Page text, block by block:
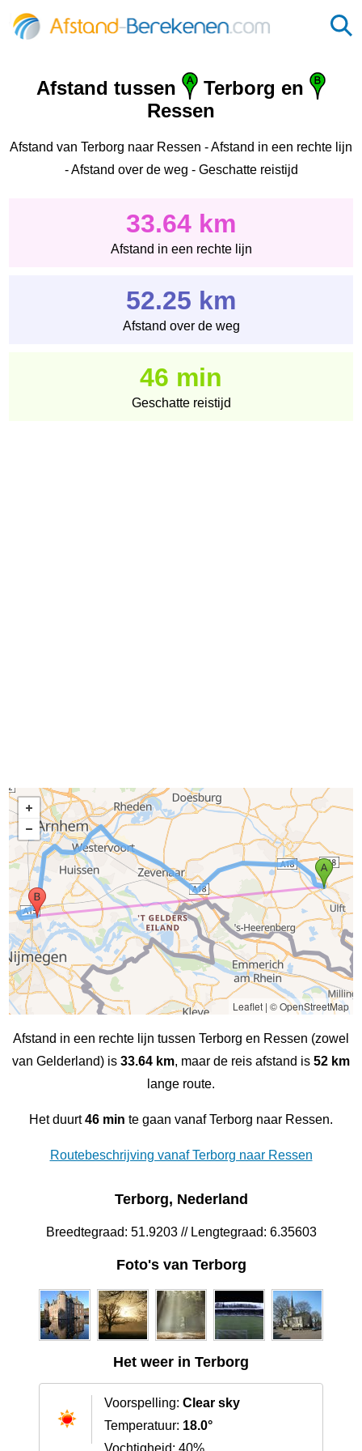
Afstand tussen
Terborg en
Ressen
Afstand van Terborg naar Ressen - Afstand in een rechte lijn
- Afstand over de weg - Geschatte reistijd
33.64 km
Afstand in een rechte lijn
52.25 km
Afstand over de weg
46 min
Geschatte reistijd
Leaflet| © OpenStreetMap
Afstand in een rechte lijn tussen Terborg en Ressen (zowel
van Gelderland) is 33.64 km, maar de reis afstand is 52 km
lange route.
Het duurt46 min te gaan vanaf Terborg naar Ressen.
Routebeschrijving vanaf Terborg naar Ressen
Terborg, Nederland
Breedtegraad: 51.9203 // Lengtegraad: 6.35603
Foto's van Terborg
Het weer in Terborg
Voorspelling: Clear sky
Temperatuur: 18.0°